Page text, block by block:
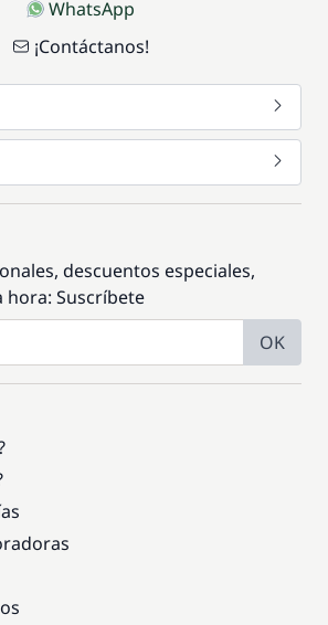
WhatsApp
¡Contáctanos!
descuentos especiales,
Suscríbete
OK